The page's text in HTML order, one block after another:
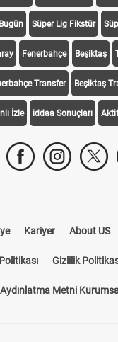
Süper Lig Fikstür
Fenerbahçe Beşiktaş
Transfer Beşiktaş
İzle iddaa Sonuçları
Kariyer About US
Gizlilik
Metni